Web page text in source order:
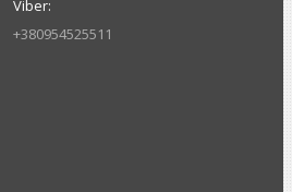
+380954525511